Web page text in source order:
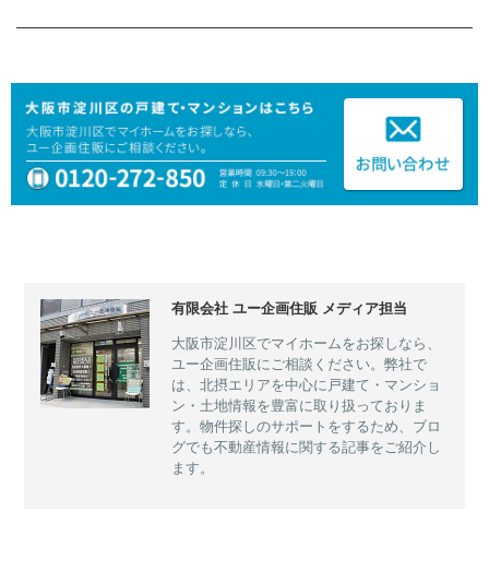
有限会社 ユー企画住販 メディア担当
大阪市淀川区でマイホームをお探しなら、
ユー企画住販にご相談ください。弊社で
は、北摂エリアを中心に戸建て・マンショ
ン・土地情報を豊富に取り扱っておりま
す。物件探しのサポートをするため、ブロ
グでも不動産情報に関する記事をご紹介し
ます。